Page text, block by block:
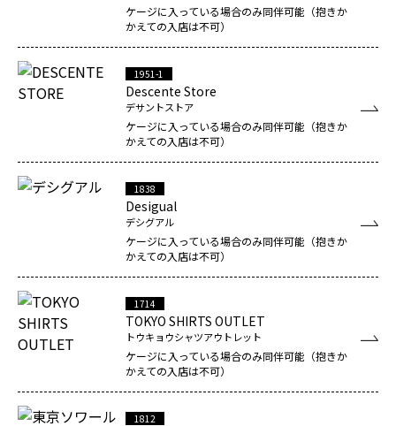
ケージに入っている場合のみ同伴可能（抱きか
かえての入店は不可）
1951-1
Descente Store
デサントストア
ケージに入っている場合のみ同伴可能（抱きか
かえての入店は不可）
1838
Desigual
デシグアル
ケージに入っている場合のみ同伴可能（抱きか
かえての入店は不可）
1714
TOKYO SHIRTS OUTLET
トウキョウシャツアウトレット
ケージに入っている場合のみ同伴可能（抱きか
かえての入店は不可）
1812